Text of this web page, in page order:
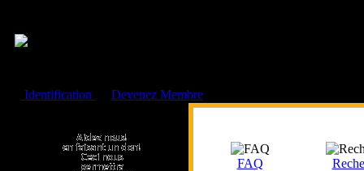
Identification
Devenez Membre
FAQ